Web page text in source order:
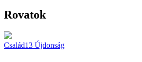
Rovatok
Család13 Újdonság